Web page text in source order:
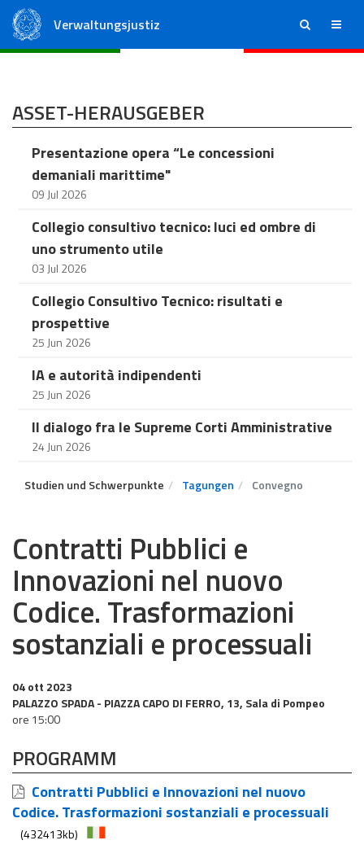
Verwaltungsjustiz ricerca menu
ASSET-HERAUSGEBER
Presentazione opera “Le concessioni
demaniali marittime"
09 Jul 2026
Collegio consultivo tecnico: luci ed ombre di
uno strumento utile
03 Jul 2026
Collegio Consultivo Tecnico: risultati e
prospettive
25 Jun 2026
IA e autorità indipendenti
25 Jun 2026
Il dialogo fra le Supreme Corti Amministrative
24 Jun 2026
Studien und Schwerpunkte Tagungen Convegno
Contratti Pubblici e
Innovazioni nel nuovo
Codice. Trasformazioni
sostanziali e processuali
04 ott 2023
PALAZZO SPADA - PIAZZA CAPO DI FERRO, 13, Sala di Pompeo
ore 15:00
PROGRAMM
Contratti Pubblici e Innovazioni nel nuovo
Codice. Trasformazioni sostanziali e processuali
(432413kb)